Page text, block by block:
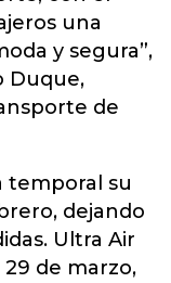
una
y segura”,
Duque,
de
temporal su
dejando
Ultra Air
de marzo,